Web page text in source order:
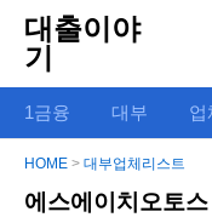
대출이야
기
1금융 대부 업
HOME > 대부업체리스트
에스에이치오토